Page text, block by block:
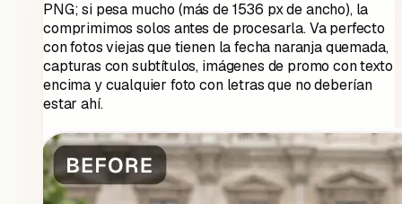
PNG; si pesa mucho (más de 1536 px de ancho), la
comprimimos solos antes de procesarla. Va perfecto
con fotos viejas que tienen la fecha naranja quemada,
capturas con subtítulos, imágenes de promo con texto
encima y cualquier foto con letras que no deberían
estar ahí.